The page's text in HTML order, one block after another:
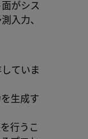
がシス
入力、
ていま
生成す
行うこ